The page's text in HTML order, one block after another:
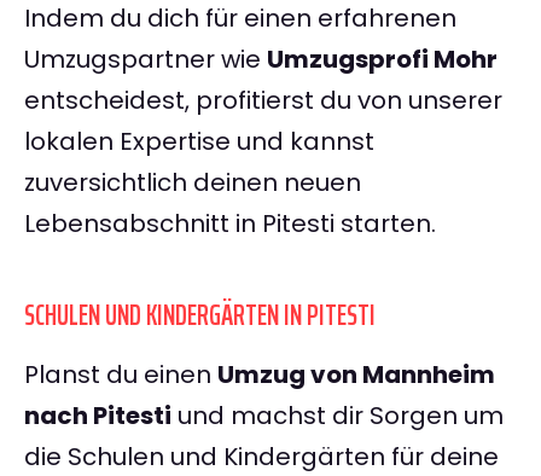
Indem du dich für einen erfahrenen
Umzugspartner wie Umzugsprofi Mohr
entscheidest, profitierst du von unserer
lokalen Expertise und kannst
zuversichtlich deinen neuen
Lebensabschnitt in Pitesti starten.
SCHULEN UND KINDERGÄRTEN IN PITESTI
Planst du einen Umzug von Mannheim
nach Pitesti und machst dir Sorgen um
die Schulen und Kindergärten für deine